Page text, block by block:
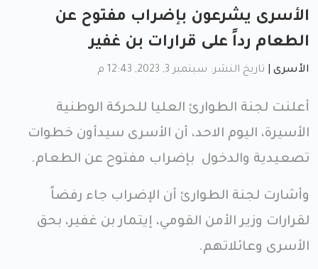
الأسرى يشرعون بإضراب مفتوح عن
الطعام رداً على قرارات بن غفير
الأسرى تاريخ النشر: سبتمبر 3, 2023, 12:43 م
أعلنت لجنة الطوارئ العليا للحركة الوطنية
الأسيرة، اليوم الاحد، أن الأسرى سيدأون خطوات
تصعيدية والدخول بإضراب مفتوح عن الطعام.
وأشارت لجنة الطوارئ أن الإضراب جاء رفضاً
لقرارات وزير الأمن القومي، إيتمار بن غفير، بحق
الأسرى وعائلاتهم.